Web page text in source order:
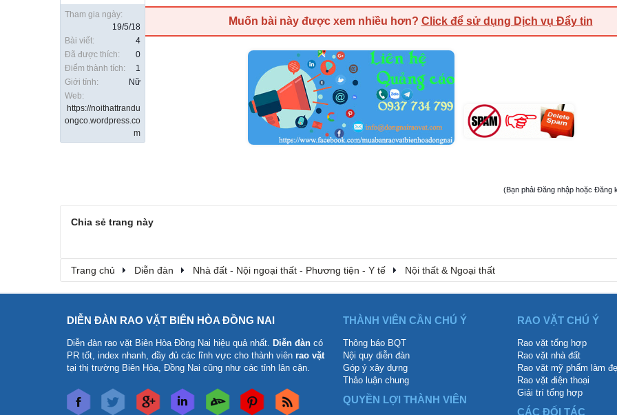
Tham gia ngày:
19/5/18
Bài viết:
4
Đã được thích:
0
Điểm thành tích:
1
Giới tính:
Nữ
Web:
https://noithattrandu
ongco.wordpress.co
m
Muốn bài này được xem nhiều hơn? Click để sử dụng Dịch vụ Đẩy tin
(Bạn phải Đăng nhập hoặc Đăng
Chia sẻ trang này
Trang chủ Diễn đàn Nhà đất - Nội ngoại thất - Phương tiện - Y tế Nội thất & Ngoại thất
DIỄN ĐÀN RAO VẶT BIÊN HÒA ĐỒNG NAI
Diễn đàn rao vặt Biên Hòa Đồng Nai hiệu quả nhất. Diễn đàn có
PR tốt, index nhanh, đầy đủ các lĩnh vực cho thành viên rao vặt
tại thị trường Biên Hòa, Đồng Nai cũng như các tỉnh lân cận.
THÀNH VIÊN CẦN CHÚ Ý
Thông báo BQT
Nội quy diễn đàn
Góp ý xây dựng
Thảo luận chung
QUYỀN LỢI THÀNH VIÊN
RAO VẶT CHÚ Ý
Rao vặt tổng hợp
Rao vặt nhà đất
Rao vặt mỹ phẩm làm
Rao vặt điện thoại
Giải trí tổng hợp
CÁC ĐỐI TÁC